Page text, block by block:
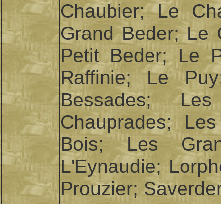
Chaubier; Le
Grand Beder; Le
Petit Beder; Le
Raffinie; Le
Bessades;
Chauprades;
Bois; Les
L'Eynaudie;
Prouzier;